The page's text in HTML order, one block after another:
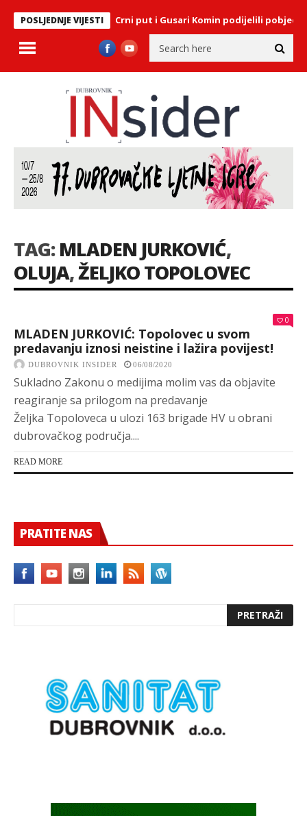
POSLJEDNJE VIJESTI
Maratona lađa: Crni put i Gusari Komin podijelili pobjedu
TAG:MLADEN JURKOVIĆ,
OLUJA,ŽELJKO TOPOLOVEC
0
MLADEN JURKOVIĆ: Topolovec u svom
predavanju iznosi neistine i lažira povijest!
DUBROVNIK INSIDER 06/08/2020
Sukladno Zakonu o medijima molim vas da objavite
reagiranje sa prilogom na predavanje
Željka Topoloveca u ulozi 163 brigade HV u obrani
dubrovačkog područja....
READ MORE
PRATITE NAS